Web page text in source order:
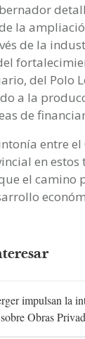
la
de la
del Polo
a la
de
entre
en estos
el camino
impulsan la
Obras